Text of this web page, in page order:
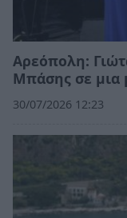
Αρεόπολη:
Μπάσης σε μια
30/07/2026 12:23